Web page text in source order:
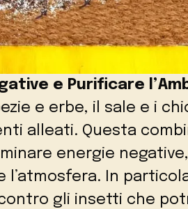
e Purificare
e erbe, il sale e i
alleati. Questa
energie
In
gli insetti che